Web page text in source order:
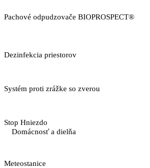
Pachové odpudzovače BIOPROSPECT®
Dezinfekcia priestorov
Systém proti zrážke so zverou
Stop Hniezdo
Domácnosť a dielňa
Meteostanice